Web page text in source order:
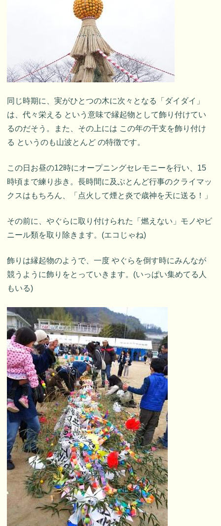
同じ時期に、実がひとつの木に次々となる「ダイダイ」
は、代々栄える という意味で縁起物として飾り付けてい
るのだそう。また、その上には この年の干支を飾り付け
る というのも山波とんど の特徴です。
この日お昼の12時にオープニングセレモニーを行い、15
時頃まで練り歩き。長時間に及ぶとんど行事のクライマッ
クスはもちろん、「点火して煙と炎で歳神を天に送る！」
その前に、やぐらに取り付けられた「燃えない」モノやビ
ニール類を取り除きます。(エコじゃね)
飾りは縁起物のようで、一度 やぐらを倒す時にみんなが
競うように飾りをとっていきます。(いっぱい集めてる人
もいる)